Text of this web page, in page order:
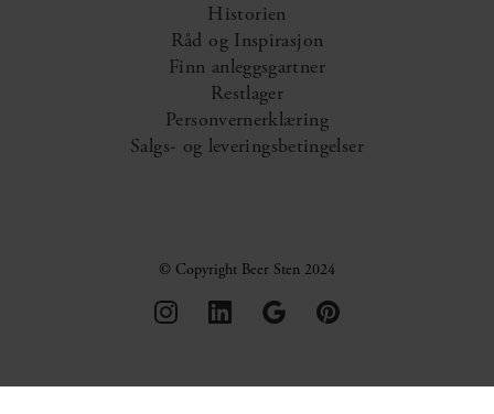
Historien
Råd og Inspirasjon
Finn anleggsgartner
Restlager
Personvernerklæring
Salgs- og leveringsbetingelser
© Copyright Beer Sten 2024